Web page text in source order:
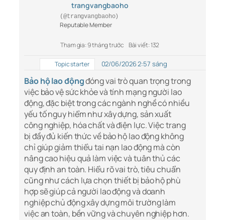
trangvangbaoho
(@trangvangbaoho)
Reputable Member
Tham gia: 9 tháng trước Bài viết: 132
Topic starter 02/06/2026 2:57 sáng
Bảo hộ lao độngđóng vai trò quan trọng trong
việc bảo vệ sức khỏe và tính mạng người lao
động, đặc biệt trong các ngành nghề có nhiều
yếu tố nguy hiểm như xây dựng, sản xuất
công nghiệp, hóa chất và điện lực. Việc trang
bị đầy đủ kiến thức về bảo hộ lao động không
chỉ giúp giảm thiểu tai nạn lao động mà còn
nâng cao hiệu quả làm việc và tuân thủ các
quy định an toàn. Hiểu rõ vai trò, tiêu chuẩn
cũng như cách lựa chọn thiết bị bảo hộ phù
hợp sẽ giúp cả người lao động và doanh
nghiệp chủ động xây dựng môi trường làm
việc an toàn, bền vững và chuyên nghiệp hơn.